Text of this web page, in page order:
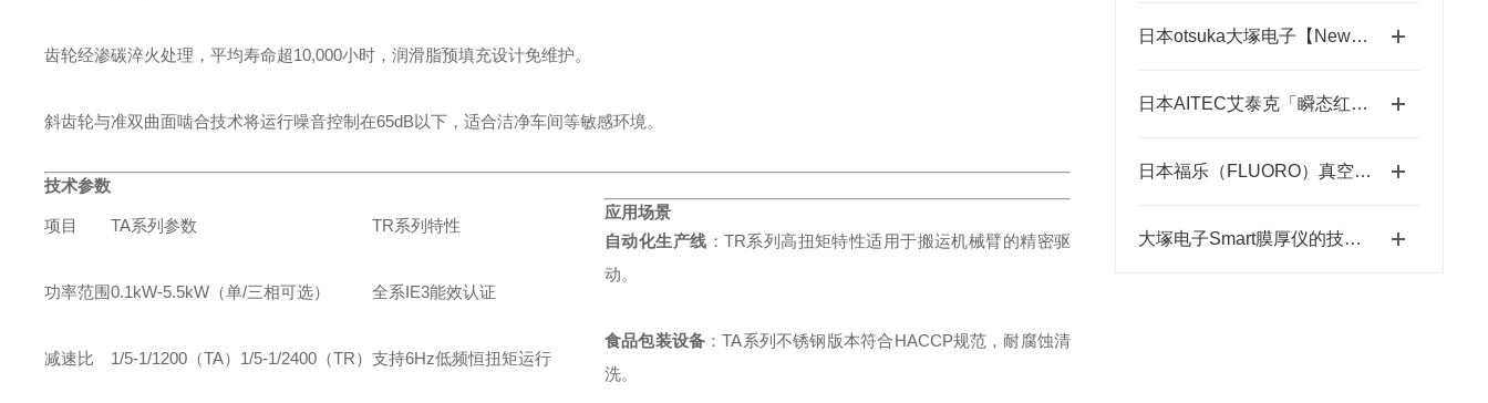
日本otsuka大塚电子【New】RETS-100nx相位差测量装置
日本AITEC艾泰克「瞬态红外脉冲加热模块」总代理
日本福乐（FLUORO）真空吸笔半导体精密搬运工具-藤田光学
大塚电子Smart膜厚仪的技术特点与应用优势
齿轮经渗碳淬火处理，平均寿命超10,000小时，润滑脂预填充设计免维护。
斜齿轮与准双曲面啮合技术将运行噪音控制在65dB以下，适合洁净车间等敏感环境。
技术参数
项目 TA系列参数 TR系列特性
功率范围0.1kW-5.5kW（单/三相可选） 全系IE3能效认证
减速比 1/5-1/1200（TA）1/5-1/2400（TR） 支持6Hz低频恒扭矩运行
应用场景
自动化生产线 ：TR系列高扭矩特性适用于搬运机械臂的精密驱
动。
食品包装设备 ：TA系列不锈钢版本符合HACCP规范，耐腐蚀清
洗。